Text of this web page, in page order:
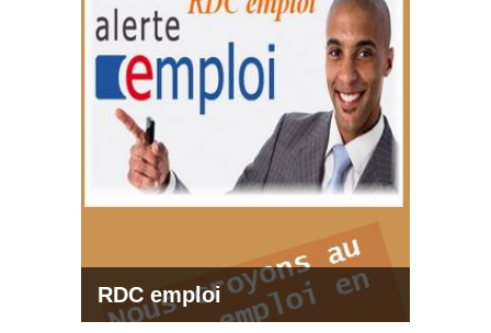
RDC emploi